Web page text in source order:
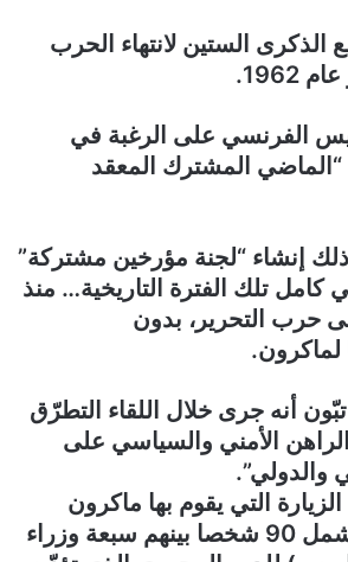
الذكرى الستين لانتهاء الحرب
الفرنسي على الرغبة في
المشترك المعقد
إنشاء “لجنة مؤرخين مشتركة”
تلك الفترة التاريخية… منذ
حرب التحرير، بدون
أنه جرى خلال اللقاء التطرّق
الأمني والسياسي على
والدولي”.
التي يقوم بها ماكرون
برفقة وفد كبير يشمل 90 شخصا بينهم سبعة وزراء